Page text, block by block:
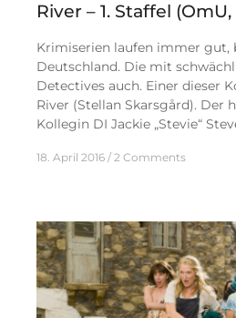
River – 1. Staffel (OmU,
Krimiserien laufen immer gut,
Deutschland. Die mit
Detectives auch. Einer dieser
River (Stellan Skarsgård). Der
Kollegin DI Jackie „Stevie“
18. April 2016 2 Comments